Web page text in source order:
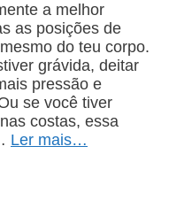
a melhor
as posições de
do teu corpo.
grávida, deitar
pressão e
se você tiver
costas, essa
Ler mais…